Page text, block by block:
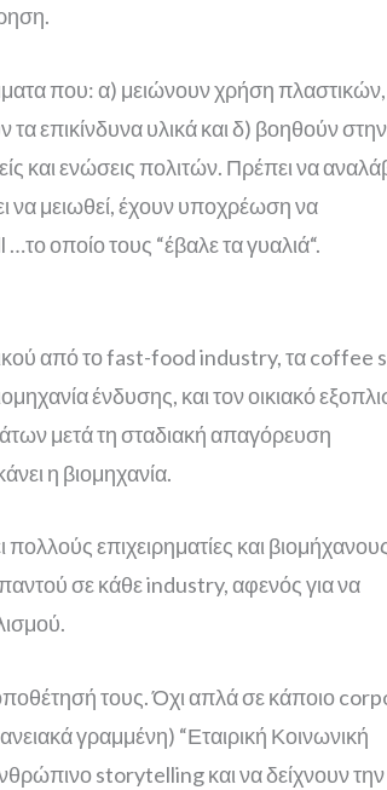
που: α) μειώνουν χρήση
επικίνδυνα υλικά και δ) βοηθούν στην
και ενώσεις πολιτών. Πρέπει να
να μειωθεί, έχουν υποχρέωση να
οποίο τους “έβαλε τα γυαλιά“.
από το fast-food industry, τα coffee
ένδυσης, και τον οικιακό
μετά τη σταδιακή απαγόρευση
η βιομηχανία.
επιχειρηματίες και
σε κάθε industry, αφενός για να
τους. Όχι απλά σε κάποιο
γραμμένη) “Εταιρική Κοινωνική
storytelling και να δείχνουν την